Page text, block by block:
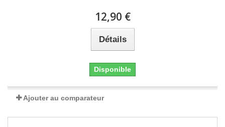
12,90 €
Détails
Disponible
Ajouter au comparateur